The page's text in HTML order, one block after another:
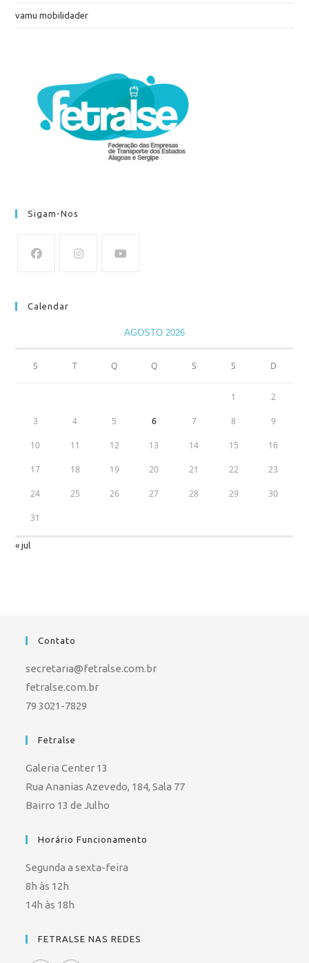
vamu mobilidader
Sigam-Nos
Calendar
AGOSTO 2026
S T Q Q S S D
1 2
3 4 5 6 7 8 9
10 11 12 13 14 15 16
17 18 19 20 21 22 23
24 25 26 27 28 29 30
31
« jul
Contato
secretaria@fetralse.com.br
fetralse.com.br
79 3021-7829
Fetralse
Galeria Center 13
Rua Ananias Azevedo, 184, Sala 77
Bairro 13 de Julho
Horário Funcionamento
Segunda a sexta-feira
8h às 12h
14h às 18h
FETRALSE NAS REDES